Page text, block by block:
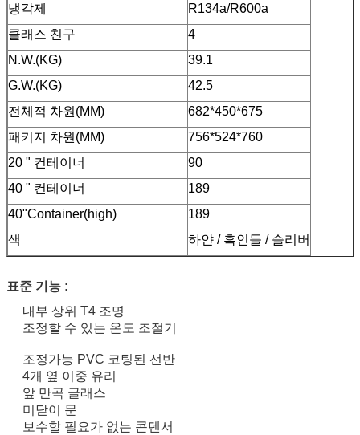
냉각제
R134a/R600a
클래스 친구
4
N.W.(KG)
39.1
G.W.(KG)
42.5
전체적 차원(MM)
682*450*675
패키지 차원(MM)
756*524*760
20 " 컨테이너
90
40 " 컨테이너
189
40"Container(high)
189
색
하얀 / 흑인들 / 슬리버
표준 기능 :
내부 상위 T4 조명
조정할 수 있는 온도 조절기
조정가능 PVC 코팅된 선반
4개 옆 이중 유리
앞 만곡 글래스
미닫이 문
보수할 필요가 없는 콘덴서